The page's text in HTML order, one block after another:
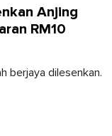
Anjing
RM10
berjaya dilesenkan.